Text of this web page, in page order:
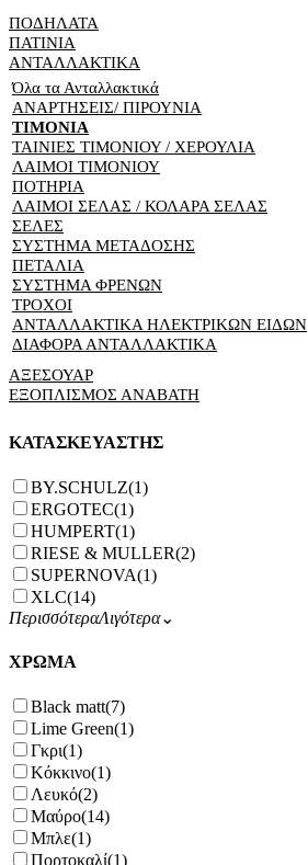
ΠΟΔΗΛΑΤΑ
ΠΑΤΙΝΙΑ
ΑΝΤΑΛΛΑΚΤΙΚΑ
Όλα τα Ανταλλακτικά
ΑΝΑΡΤΗΣΕΙΣ/ ΠΙΡΟΥΝΙΑ
ΤΙΜΟΝΙΑ
ΤΑΙΝΙΕΣ ΤΙΜΟΝΙΟΥ / ΧΕΡΟΥΛΙΑ
ΛΑΙΜΟΙ ΤΙΜΟΝΙΟΥ
ΠΟΤΗΡΙΑ
ΛΑΙΜΟΙ ΣΕΛΑΣ / ΚΟΛΑΡΑ ΣΕΛΑΣ
ΣΕΛΕΣ
ΣΥΣΤΗΜΑ ΜΕΤΑΔΟΣΗΣ
ΠΕΤΑΛΙΑ
ΣΥΣΤΗΜΑ ΦΡΕΝΩΝ
ΤΡΟΧΟΙ
ΑΝΤΑΛΛΑΚΤΙΚΑ ΗΛΕΚΤΡΙΚΩΝ ΕΙΔΩΝ
ΔΙΑΦΟΡΑ ΑΝΤΑΛΛΑΚΤΙΚΑ
ΑΞΕΣΟΥΑΡ
ΕΞΟΠΛΙΣΜΟΣ ΑΝΑΒΑΤΗ
ΚΑΤΑΣΚΕΥΑΣΤΗΣ
BY.SCHULZ(1)
ERGOTEC(1)
HUMPERT(1)
RIESE & MULLER(2)
SUPERNOVA(1)
XLC(14)
ΠερισσότεραΛιγότερα⌄
ΧΡΩΜΑ
Black matt(7)
Lime Green(1)
Γκρι(1)
Κόκκινο(1)
Λευκό(2)
Μαύρο(14)
Μπλε(1)
Πορτοκαλί(1)